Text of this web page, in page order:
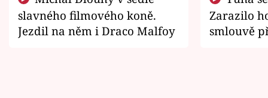
slavného filmového koně.
Jezdil na něm i Draco Malfoy
Zarazilo
smlouvě